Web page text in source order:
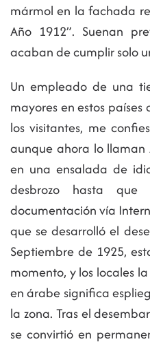
mármol en la fachada
Año 1912”. Suenan
acaban de cumplir solo
Un empleado de una
mayores en estos
los visitantes, me
aunque ahora lo llaman
en una ensalada de
desbrozo hasta
documentación vía
que se desarrolló el
Septiembre de 1925,
momento, y los locales
en árabe significa
la zona. Tras el
se convirtió en